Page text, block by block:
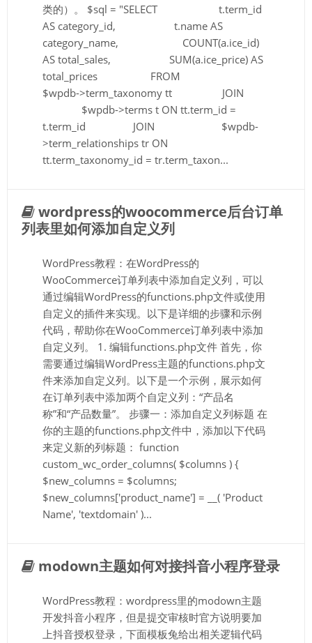
类的）。 $sql = "SELECT t.term_id
AS category_id, t.name AS
category_name, COUNT(a.ice_id)
AS total_sales, SUM(a.ice_price) AS
total_prices FROM
$wpdb->term_taxonomy tt JOIN
$wpdb->terms t ON tt.term_id =
t.term_id JOIN $wpdb-
>term_relationships tr ON
tt.term_taxonomy_id = tr.term_taxon...
wordpress的woocommerce后台订单
列表里如何添加自定义列
WordPress教程：在WordPress的
WooCommerce订单列表中添加自定义列，可以
通过编辑WordPress的functions.php文件或使用
自定义的插件来实现。以下是详细的步骤和示例
代码，帮助你在WooCommerce订单列表中添加
自定义列。 1. 编辑functions.php文件 首先，你
需要通过编辑WordPress主题的functions.php文
件来添加自定义列。以下是一个示例，展示如何
在订单列表中添加两个自定义列：“产品名
称”和“产品数量”。 步骤一：添加自定义列标题 在
你的主题的functions.php文件中，添加以下代码
来定义新的列标题： function
custom_wc_order_columns( $columns ) {
$new_columns = $columns;
$new_columns['product_name'] = __( 'Product
Name', 'textdomain' )...
modown主题如何对接抖音小程序登录
WordPress教程：wordpress里的modown主题
开发抖音小程序，但是提交审核时官方说明要加
上抖音授权登录，下面模板兔给出相关逻辑代码